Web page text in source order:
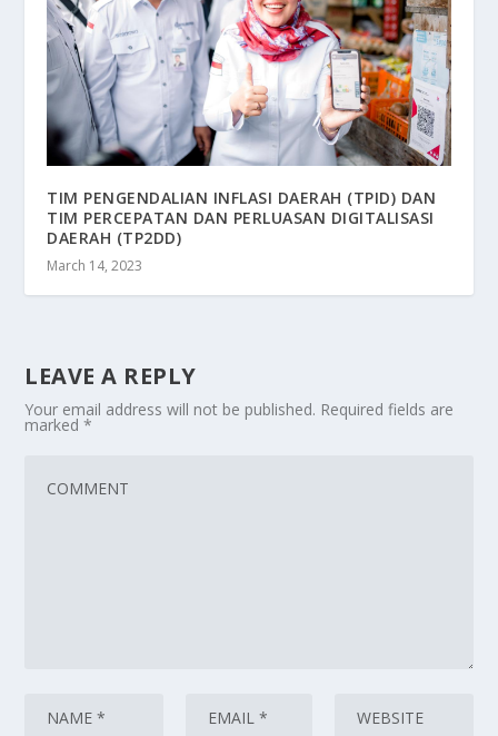
TIM PENGENDALIAN INFLASI DAERAH (TPID) DAN
TIM PERCEPATAN DAN PERLUASAN DIGITALISASI
DAERAH (TP2DD)
March 14, 2023
LEAVE A REPLY
Your email address will not be published. Required fields are
marked*